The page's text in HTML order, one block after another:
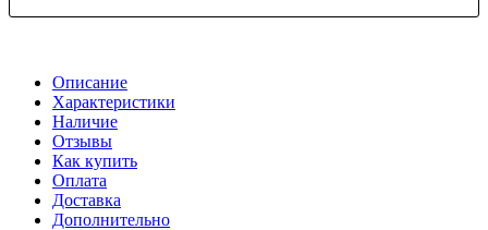
Описание
Характеристики
Наличие
Отзывы
Как купить
Оплата
Доставка
Дополнительно